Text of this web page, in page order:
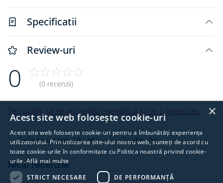
direct la invertorul EcoFlow, asigurând un control
inteligent asupra întregului ecosistem energetic din
Măsurare precisă a consumului și injecției în
rețea
Compatibil cu sistemele EcoFlow PowerOcean
Suport pentru conexiuni monofazate și trifazate
Integrare ușoară cu invertoare EcoFlow prin
RS485
Permite optimizarea încărcării bateriilor și a
prioritizării consumatorilor
Ideal pentru gestionarea surplusului de energie
solară
Specificatii
Review-uri
0 (0 recenzii)
Te rugăm să te autentifici pentru a scrie o recenzie.
Cele mai recente Toate
Nicio recenzie.
×
Acest site web folosește cookie-uri
Acest site web folosește cookie-uri pentru a îmbunătăți experiența
utilizatorului. Prin utilizarea site-ului nostru web, sunteți de acord cu
toate cookie-urile în conformitate cu Politica noastră privind cookie-
urile.Află mai multe
STRICT NECESARE
DE PERFORMANȚĂ